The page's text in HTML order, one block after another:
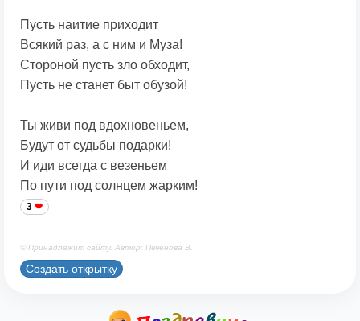
Пусть наитие приходит
Всякий раз, а с ним и Муза!
Стороной пусть зло обходит,
Пусть не станет быт обузой!
Ты живи под вдохновеньем,
Будут от судьбы подарки!
И иди всегда с везеньем
По пути под солнцем жарким!
3
© Принадлежит сайту. Автор: Печенова В.
Создать открытку